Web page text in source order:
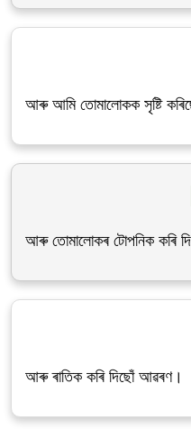
আৰু আমি তোমালোকক সৃষ্টি
আৰু তোমালোকৰ টোপনিক কৰি
আৰু ৰাতিক কৰি দিছোঁ আৱৰণ।